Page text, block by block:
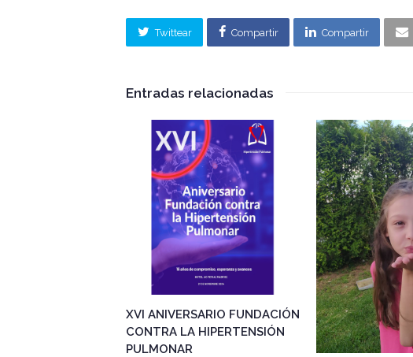
Twittear Compartir Compartir
Entradas relacionadas
XVI ANIVERSARIO FUNDACIÓN
CONTRA LA HIPERTENSIÓN
PULMONAR